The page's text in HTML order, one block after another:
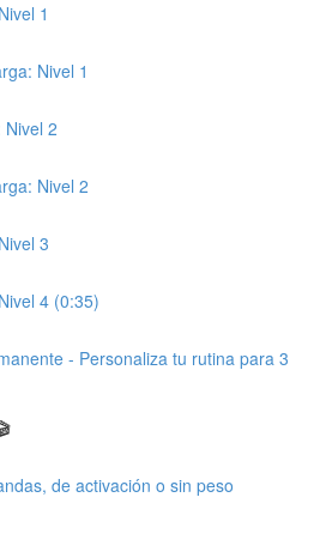
1
Nivel 1
Nivel 2
Nivel 2
3
4 (0:35)
- Personaliza tu rutina para 3
de activación o sin peso